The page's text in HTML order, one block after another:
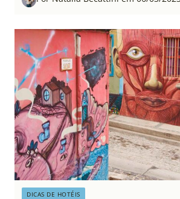
DICAS DE HOTÉIS